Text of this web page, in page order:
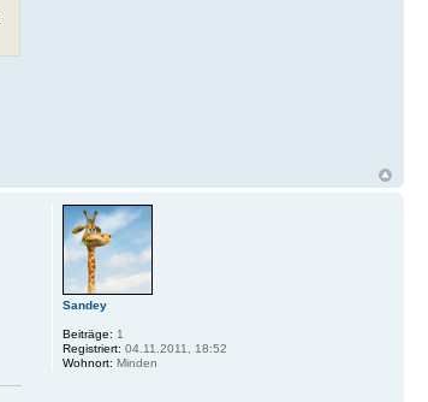
Sandey
Beiträge: 1
Registriert: 04.11.2011, 18:52
Wohnort: Minden